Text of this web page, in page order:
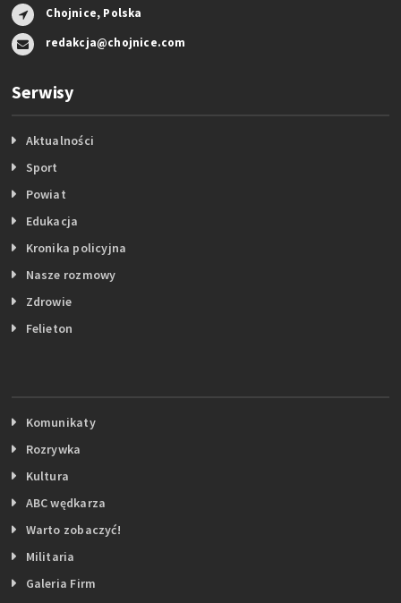
Chojnice, Polska
redakcja@chojnice.com
Serwisy
Aktualności
Sport
Powiat
Edukacja
Kronika policyjna
Nasze rozmowy
Zdrowie
Felieton
Komunikaty
Rozrywka
Kultura
ABC wędkarza
Warto zobaczyć!
Militaria
Galeria Firm